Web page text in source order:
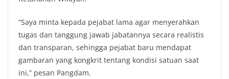
“Saya minta kepada pejabat lama agar menyerahkan
tugas dan tanggung jawab jabatannya secara realistis
dan transparan, sehingga pejabat baru mendapat
gambaran yang kongkrit tentang kondisi satuan saat
ini,” pesan Pangdam.